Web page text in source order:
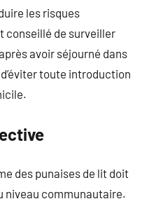
les risques
conseillé de surveiller
avoir séjourné dans
toute introduction
des punaises de lit doit
niveau communautaire.